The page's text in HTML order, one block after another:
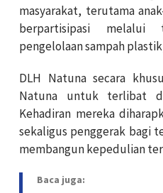
masyarakat, terutama
berpartisipasi melalui
pengelolaan sampah
DLH Natuna secara
Natuna untuk terlibat
Kehadiran mereka
sekaligus penggerak bagi
membangun kepedulian
Baca juga: